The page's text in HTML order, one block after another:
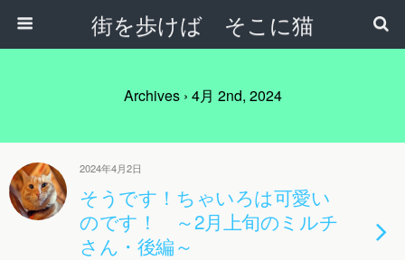
街を歩けば そこに猫
Archives › 4月 2nd, 2024
2024年4月2日
そうです！ちゃいろは可愛い
のです！ ～2月上旬のミルチ
さん・後編～